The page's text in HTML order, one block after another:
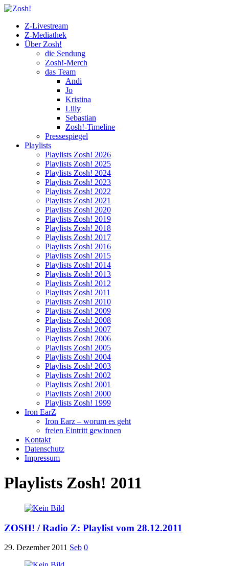
Z-Livestream
Z-Mediathek
Über Zosh!
die Sendung
Zosh!-Merch
das Team
Andi
Jo
Kristina
Lilly
Sebastian
Zosh!-Timeline
Pressespiegel
Playlists
Playlists Zosh! 2026
Playlists Zosh! 2025
Playlists Zosh! 2024
Playlists Zosh! 2023
Playlists Zosh! 2022
Playlists Zosh! 2021
Playlists Zosh! 2020
Playlists Zosh! 2019
Playlists Zosh! 2018
Playlists Zosh! 2017
Playlists Zosh! 2016
Playlists Zosh! 2015
Playlists Zosh! 2014
Playlists Zosh! 2013
Playlists Zosh! 2012
Playlists Zosh! 2011
Playlists Zosh! 2010
Playlists Zosh! 2009
Playlists Zosh! 2008
Playlists Zosh! 2007
Playlists Zosh! 2006
Playlists Zosh! 2005
Playlists Zosh! 2004
Playlists Zosh! 2003
Playlists Zosh! 2002
Playlists Zosh! 2001
Playlists Zosh! 2000
Playlists Zosh! 1999
Iron EarZ
Iron Earz – worum es geht
freien Eintritt gewinnen
Kontakt
Datenschutz
Impressum
Playlists Zosh! 2011
ZOSH! / Radio Z: Playlist vom 28.12.2011
29. Dezember 2011 Seb 0